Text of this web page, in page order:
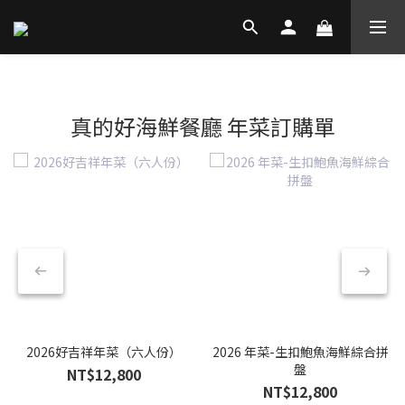
真的好海鮮餐廳 年菜訂購單
2026好吉祥年菜（六人份）
NT$12,800
2026 年菜-生扣鮑魚海鮮綜合拼
盤
NT$12,800